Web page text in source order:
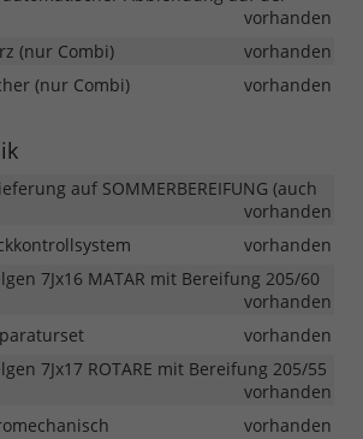
vorhanden
(nur Combi)
vorhanden
(nur Combi)
vorhanden
auf SOMMERBEREIFUNG (auch
vorhanden
vorhanden
7Jx16 MATAR mit Bereifung 205/60
vorhanden
vorhanden
7Jx17 ROTARE mit Bereifung 205/55
vorhanden
vorhanden